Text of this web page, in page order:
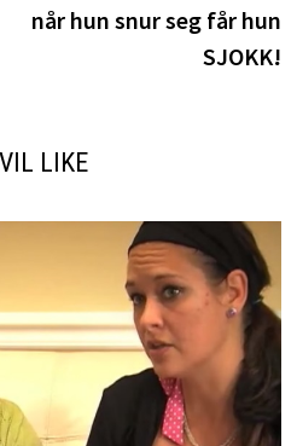
når hun snur seg får hun
SJOKK!
LIKE